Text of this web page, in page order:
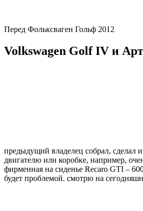
Перед Фольксваген Гольф 2012
Volkswagen Golf IV и
предыдущий владелец собрал, сделал
двигателю или коробке, например,
фирменная на сиденье Recaro GTI –
будет проблемой. смотрю на